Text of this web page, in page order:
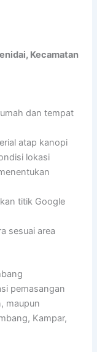
Kecamatan
dan tempat
atap kanopi
lokasi
titik Google
sesuai area
pemasangan
maupun
Kampar,